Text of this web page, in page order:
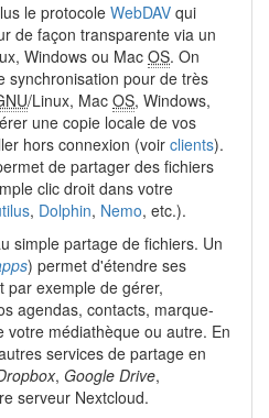
le protocole WebDAV qui
de façon transparente via un
Windows ou Mac OS. On
synchronisation pour de très
/Linux, Mac OS, Windows,
une copie locale de vos
hors connexion (voir clients).
de partager des fichiers
clic droit dans votre
, Dolphin, Nemo, etc.).
simple partage de fichiers. Un
) permet d'étendre ses
par exemple de gérer,
agendas, contacts, marque-
votre médiathèque ou autre. En
services de partage en
, Google Drive,
serveur Nextcloud.